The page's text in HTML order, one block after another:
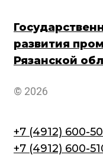
развития
Рязанской
© 2026
+7 (4912) 600-
+7 (4912) 600-